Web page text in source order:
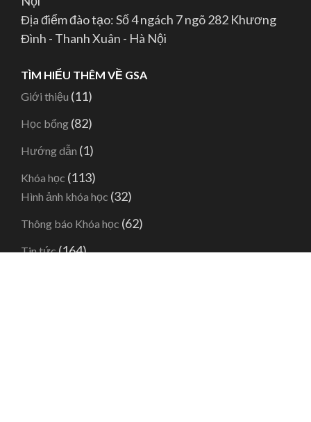
Địa điểm đào tạo: Số 4 ngách 7 ngõ 282 Khương
Đình - Thanh Xuân - Hà Nội
TÌM HIỂU THÊM VỀ GSA
Giới thiệu (11)
Học bổng (82)
Hướng dẫn (1)
Khóa học (113)
Hình ảnh khóa học (32)
Thông báo Khóa học (62)
Tin tức(164)